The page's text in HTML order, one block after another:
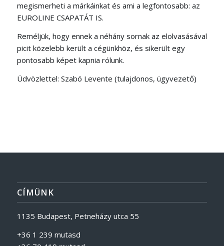
megismerheti a márkáinkat és ami a legfontosabb: az
EUROLINE CSAPATÁT IS.
Reméljük, hogy ennek a néhány sornak az elolvasásával
picit közelebb került a cégünkhöz, és sikerült egy
pontosabb képet kapnia rólunk.
Üdvözlettel: Szabó Levente (tulajdonos, ügyvezető)
CÍMÜNK
1135 Budapest, Petneházy utca 55
+36 1 239 mutasd